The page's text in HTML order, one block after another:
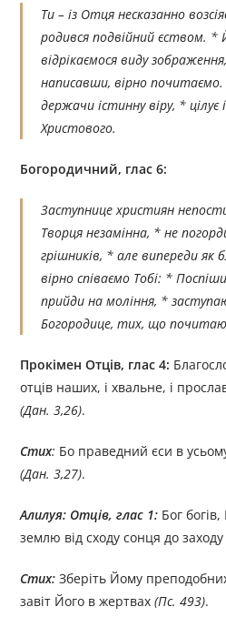
Ти – із Отця несказанно
родився подвійний єством. *
відрікаємося виду
написавши, вірно
держачи істинну віру, * цілує
Христового.
Богородичний, глас 6:
Заступнице християн
Творця незамінна, * не
грішників, * але випереди як
вірно співаємо Тобі: *
прийди на моління, *
Богородице, тих, що
Прокімен Отців, глас 4:
отців наших, і хвальне, і
(Дан. 3,26).
Стих: Бо праведний єси в
(Дан. 3,27).
Алилуя: Отців, глас 1: Бог
землю від сходу сонця до
Стих: Зберіть Йому
завіт Його в жертвах(Пс. 493).